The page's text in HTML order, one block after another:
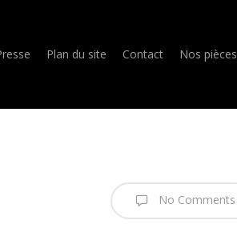
Plan du site Contact Nos pièces
No Comments